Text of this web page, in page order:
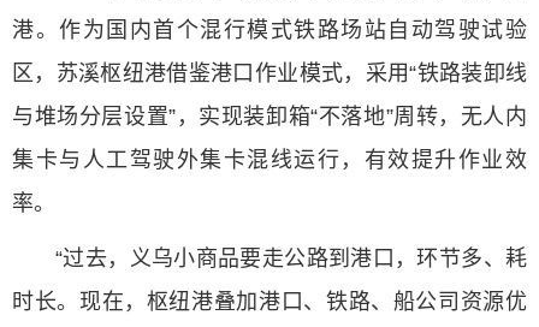
港。作为国内首个混行模式铁路场站自动驾驶试验
区，苏溪枢纽港借鉴港口作业模式，采用“铁路装卸线
与堆场分层设置”，实现装卸箱“不落地”周转，无人内
集卡与人工驾驶外集卡混线运行，有效提升作业效
率。
“过去，义乌小商品要走公路到港口，环节多、耗
时长。现在，枢纽港叠加港口、铁路、船公司资源优